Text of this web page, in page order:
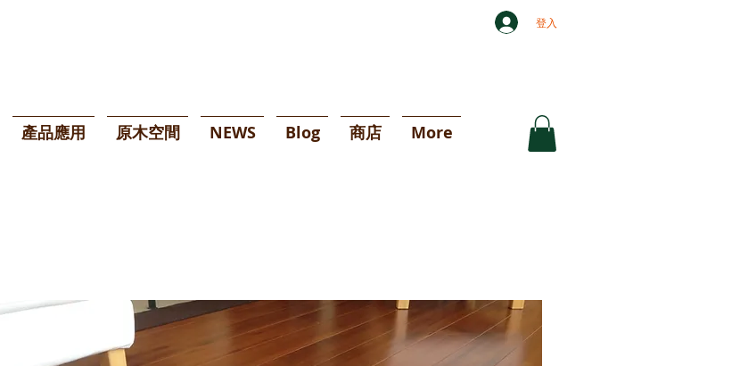
登入
產品應用 原木空間 NEWS Blog 商店 More